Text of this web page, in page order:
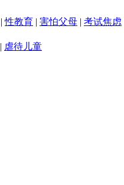
|性教育 | 害怕父母 | 考试焦虑
| 虐待儿童